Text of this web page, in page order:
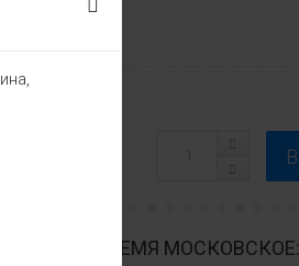
ВРЕМЯ МОСКОВСКОЕ: